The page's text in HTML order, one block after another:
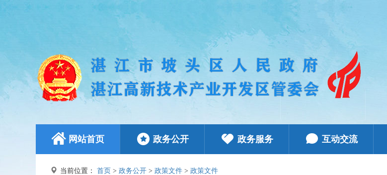
网站首页 政务公开 政务服务 互动交流
当前位置： 首页 > 政务公开 > 政策文件 > 政策文件